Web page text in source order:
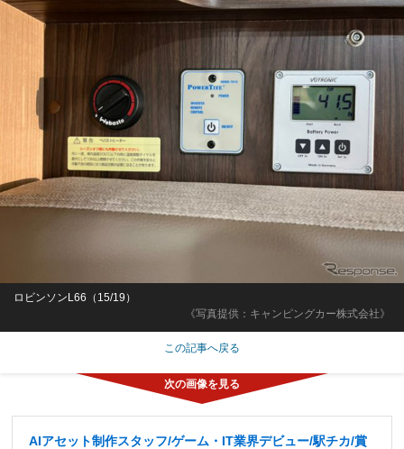
《写真提供：キャンピングカー株式会社》
ロビンソンL66（15/19）
この記事へ戻る
AIアセット制作スタッフ/ゲーム・IT業界デビュー/駅チカ/賞